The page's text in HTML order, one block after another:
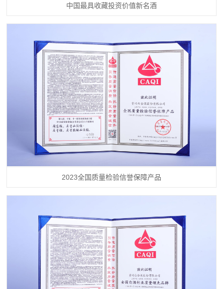
中国最具收藏投资价值新名酒
2023全国质量检验信誉保障产品